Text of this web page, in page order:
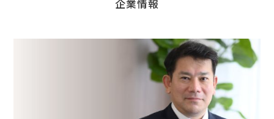
企業情報